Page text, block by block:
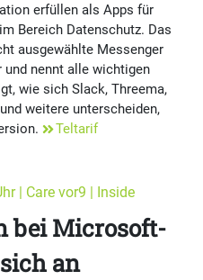
erfüllen als Apps für
Bereich Datenschutz. Das
ausge­wählte Messenger
nennt alle wich­tigen
wie sich Slack, Threema,
weitere unterscheiden,
Teltarif
| Care vor9 | Inside
bei Microsoft-
an